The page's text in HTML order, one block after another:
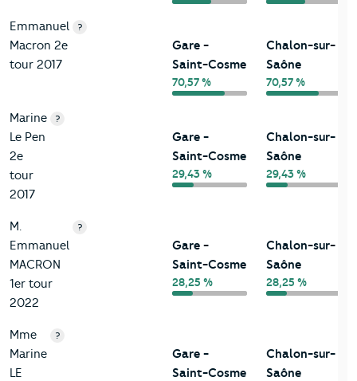
Emmanuel
Macron 2e
tour 2017
?
Gare -
Saint-Cosme
70,57 %
Chalon-sur-
Saône
70,57 %
Marine
Le Pen
2e
tour
2017
?
Gare -
Saint-Cosme
29,43 %
Chalon-sur-
Saône
29,43 %
M.
Emmanuel
MACRON
1er tour
2022
?
Gare -
Saint-Cosme
28,25 %
Chalon-sur-
Saône
28,25 %
Mme
Marine
LE
?
Gare -
Saint-Cosme
Chalon-sur-
Saône